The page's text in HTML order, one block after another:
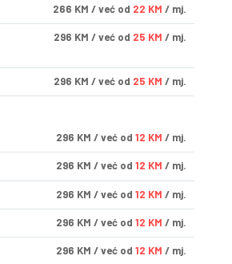
266 KM / već od 22 KM / mj.
296 KM / već od 25 KM / mj.
296 KM / već od 25 KM / mj.
296 KM / već od 12 KM / mj.
296 KM / već od 12 KM / mj.
296 KM / već od 12 KM / mj.
296 KM / već od 12 KM / mj.
296 KM / već od 12 KM / mj.